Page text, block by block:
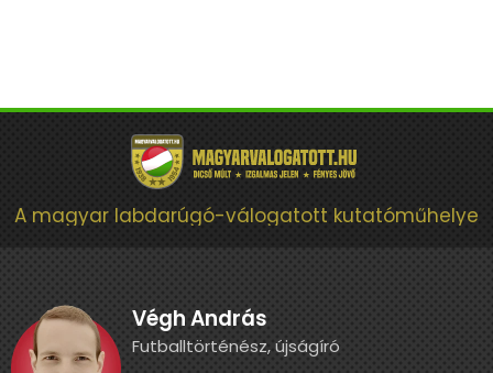
A magyar labdarúgó-válogatott kutatóműhelye
Végh András
Futballtörténész, újságíró